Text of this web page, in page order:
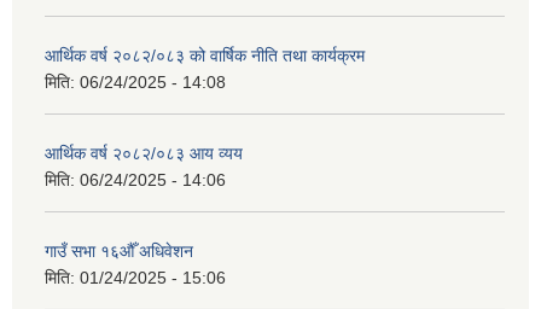
आर्थिक वर्ष २०८२/०८३ को वार्षिक नीति तथा कार्यक्रम
मिति: 06/24/2025 - 14:08
आर्थिक वर्ष २०८२/०८३ आय व्यय
मिति: 06/24/2025 - 14:06
गाउँ सभा १६औँ अधिवेशन
मिति: 01/24/2025 - 15:06